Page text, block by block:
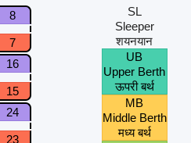
8
7
16
15
24
23
SL
Sleeper
शयनयान
UB
Upper Berth
ऊपरी बर्थ
MB
Middle Berth
मध्य बर्थ